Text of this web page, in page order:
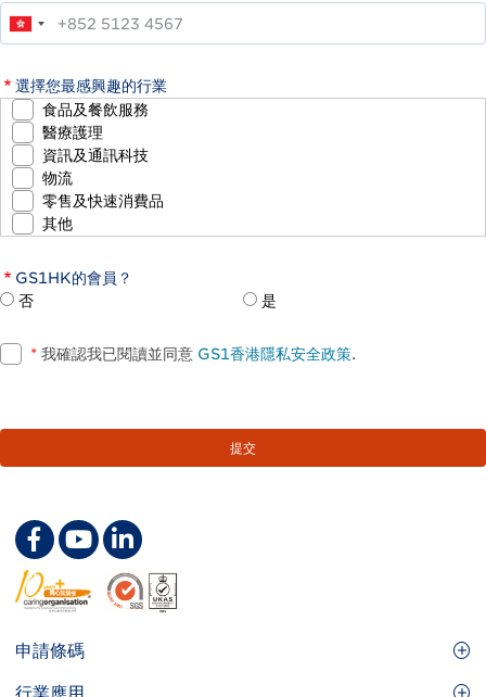
選擇您最感興趣的行業
食品及餐飲服務
醫療護理
資訊及通訊科技
物流
零售及快速消費品
其他
GS1HK的會員？
否
是
* 我確認我已閱讀並同意 GS1香港隱私安全政策.
Footer
Site
申請條碼
GS1條碼